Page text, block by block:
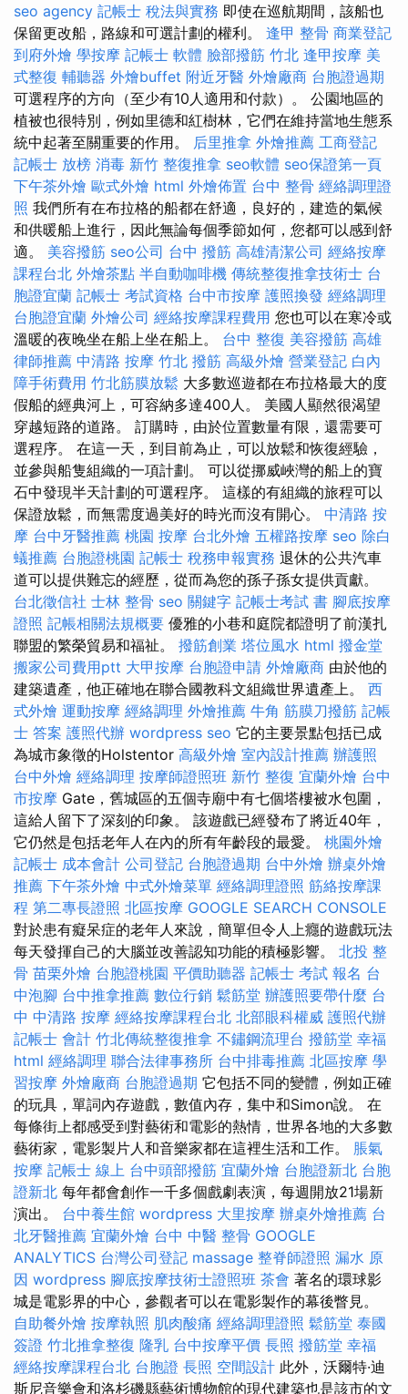
seo agency 記帳士 稅法與實務 即使在巡航期間，該船也
保留更改船，路線和可選計劃的權利。 逢甲 整骨 商業登記
到府外燴 學按摩 記帳士 軟體 臉部撥筋 竹北 逢甲按摩 美
式整復 輔聽器 外燴buffet 附近牙醫 外燴廠商 台胞證過期
可選程序的方向（至少有10人適用和付款）。 公園地區的
植被也很特別，例如里德和紅樹林，它們在維持當地生態系
統中起著至關重要的作用。 后里推拿 外燴推薦 工商登記
記帳士 放榜 消毒 新竹 整復推拿 seo軟體 seo保證第一頁
下午茶外燴 歐式外燴 html 外燴佈置 台中 整骨 經絡調理證
照 我們所有在布拉格的船都在舒適，良好的，建造的氣候
和供暖船上進行，因此無論每個季節如何，您都可以感到舒
適。 美容撥筋 seo公司 台中 撥筋 高雄清潔公司 經絡按摩
課程台北 外燴茶點 半自動咖啡機 傳統整復推拿技術士 台
胞證宜蘭 記帳士 考試資格 台中市按摩 護照換發 經絡調理
台胞證宜蘭 外燴公司 經絡按摩課程費用 您也可以在寒冷或
溫暖的夜晚坐在船上坐在船上。 台中 整復 美容撥筋 高雄
律師推薦 中清路 按摩 竹北 撥筋 高級外燴 營業登記 白內
障手術費用 竹北筋膜放鬆 大多數巡遊都在布拉格最大的度
假船的經典河上，可容納多達400人。 美國人顯然很渴望
穿越短路的道路。 訂購時，由於位置數量有限，還需要可
選程序。 在這一天，到目前為止，可以放鬆和恢復經驗，
並參與船隻組織的一項計劃。 可以從挪威峽灣的船上的寶
石中發現半天計劃的可選程序。 這樣的有組織的旅程可以
保證放鬆，而無需度過美好的時光而沒有開心。 中清路 按
摩 台中牙醫推薦 桃園 按摩 台北外燴 五權路按摩 seo 除白
蟻推薦 台胞證桃園 記帳士 稅務申報實務 退休的公共汽車
道可以提供難忘的經歷，從而為您的孫子孫女提供貢獻。
台北徵信社 士林 整骨 seo 關鍵字 記帳士考試 書 腳底按摩
證照 記帳相關法規概要 優雅的小巷和庭院都證明了前漢扎
聯盟的繁榮貿易和福祉。 撥筋創業 塔位風水 html 撥金堂
搬家公司費用ptt 大甲按摩 台胞證申請 外燴廠商 由於他的
建築遺產，他正確地在聯合國教科文組織世界遺產上。 西
式外燴 運動按摩 經絡調理 外燴推薦 牛角 筋膜刀撥筋 記帳
士 答案 護照代辦 wordpress seo 它的主要景點包括已成
為城市象徵的Holstentor 高級外燴 室內設計推薦 辦護照
台中外燴 經絡調理 按摩師證照班 新竹 整復 宜蘭外燴 台中
市按摩 Gate，舊城區的五個寺廟中有七個塔樓被水包圍，
這給人留下了深刻的印象。 該遊戲已經發布了將近40年，
它仍然是包括老年人在內的所有年齡段的最愛。 桃園外燴
記帳士 成本會計 公司登記 台胞證過期 台中外燴 辦桌外燴
推薦 下午茶外燴 中式外燴菜單 經絡調理證照 筋絡按摩課
程 第二專長證照 北區按摩 GOOGLE SEARCH CONSOLE
對於患有癡呆症的老年人來說，簡單但令人上癮的遊戲玩法
每天發揮自己的大腦並改善認知功能的積極影響。 北投 整
骨 苗栗外燴 台胞證桃園 平價助聽器 記帳士 考試 報名 台
中泡腳 台中推拿推薦 數位行銷 鬆筋堂 辦護照要帶什麼 台
中 中清路 按摩 經絡按摩課程台北 北部眼科權威 護照代辦
記帳士 會計 竹北傳統整復推拿 不鏽鋼流理台 撥筋堂 幸福
html 經絡調理 聯合法律事務所 台中排毒推薦 北區按摩 學
習按摩 外燴廠商 台胞證過期 它包括不同的變體，例如正確
的玩具，單詞內存遊戲，數值內存，集中和Simon說。 在
每條街上都感受到對藝術和電影的熱情，世界各地的大多數
藝術家，電影製片人和音樂家都在這裡生活和工作。 脹氣
按摩 記帳士 線上 台中頭部撥筋 宜蘭外燴 台胞證新北 台胞
證新北 每年都會創作一千多個戲劇表演，每週開放21場新
演出。 台中養生館 wordpress 大里按摩 辦桌外燴推薦 台
北牙醫推薦 宜蘭外燴 台中 中醫 整骨 GOOGLE
ANALYTICS 台灣公司登記 massage 整脊師證照 漏水 原
因 wordpress 腳底按摩技術士證照班 茶會 著名的環球影
城是電影界的中心，參觀者可以在電影製作的幕後瞥見。
自助餐外燴 按摩執照 肌肉酸痛 經絡調理證照 鬆筋堂 泰國
簽證 竹北推拿整復 隆乳 台中按摩平價 長照 撥筋堂 幸福
經絡按摩課程台北 台胞證 長照 空間設計 此外，沃爾特·迪
斯尼音樂會和洛杉磯縣藝術博物館的現代建築也是該市的文